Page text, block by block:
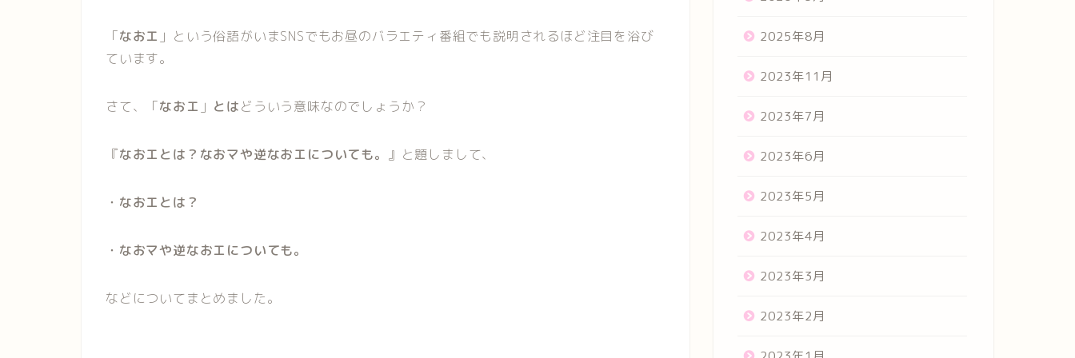
「なおエ 」という俗語がいまSNSでもお昼のバラエティ番組でも説明されるほど注目を浴び
ています。
さて、「なおエ 」 とはどういう意味なのでしょうか？
『なおエとは？なおマや逆なおエについても。 』と題しまして、
・なおエとは？
・なおマや逆なおエについても。
などについてまとめました。
2025年8月
2023年11月
2023年7月
2023年6月
2023年5月
2023年4月
2023年3月
2023年2月